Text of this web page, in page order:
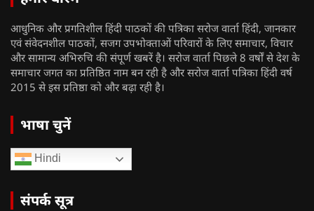
आधुनिक और प्रगतिशील हिंदी पाठकों की पत्रिका सरोज वार्ता हिंदी, जानकार
एवं संवेदनशील पाठकों, सजग उपभोक्ताओं परिवारों के लिए समाचार, विचार
और सामान्य अभिरुचि की संपूर्ण खबरें है। सरोज वार्ता पिछले 8 वर्षों से देश के
समाचार जगत का प्रतिष्ठित नाम बन रही है और सरोज वार्ता पत्रिका हिंदी वर्ष
2015 से इस प्रतिष्ठा को और बढ़ा रही है।
भाषा चुनें
Hindi
संपर्क सूत्र